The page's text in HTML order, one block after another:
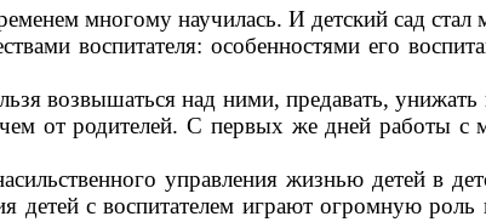
многому научилась. И детский сад
особенностями его
над ними, предавать, унижать
от родителей. С первых же дней
управления жизнью детей в
детей с воспитателем играют огромную